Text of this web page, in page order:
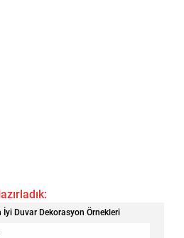
İyi Duvar Dekorasyon Örnekleri